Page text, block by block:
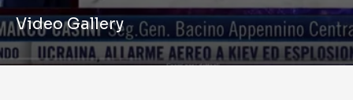
Video Gallery